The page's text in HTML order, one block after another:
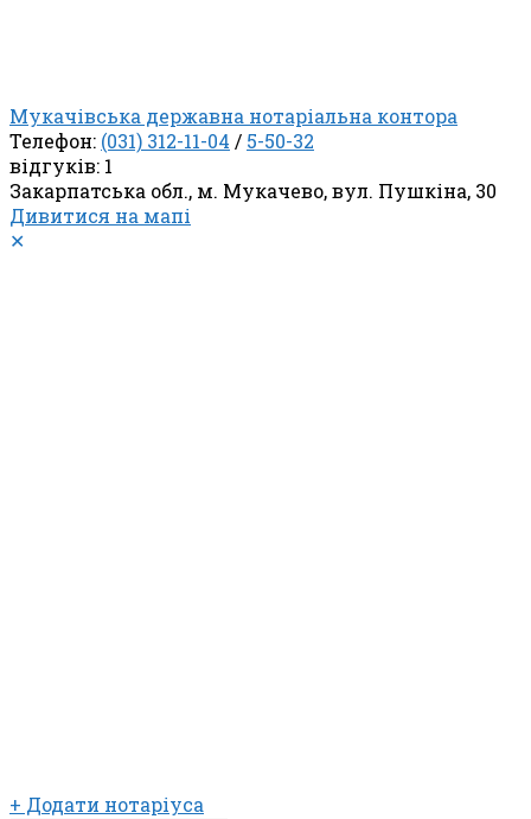
Мукачівська державна нотаріальна контора
Телефон: (031) 312-11-04 / 5-50-32
відгуків: 1
Закарпатська обл., м. Мукачево, вул. Пушкіна, 30
Дивитися на мапі
✕
+ Додати нотаріуса